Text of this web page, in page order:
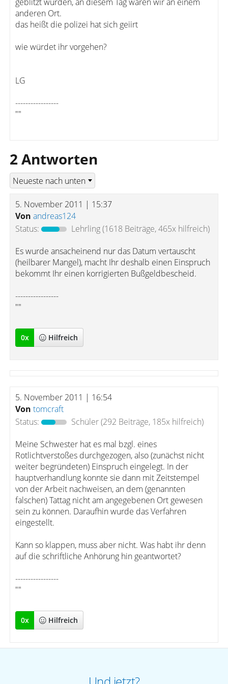
anderen Ort.
das heißt die polizei hat sich geiirt
wie würdet ihr vorgehen?
LG
-----------------
""
2 Antworten
5. November 2011 | 15:37
Von andreas124
Status:
Lehrling(1618 Beiträge, 465x hilfreich)
Es wurde ansacheinend nur das Datum vertauscht
(heilbarer Mangel), macht Ihr deshalb einen Einspruch
bekommt Ihr einen korrigierten Bußgeldbescheid.
-----------------
""
0x Hilfreich
5. November 2011 | 16:54
Von tomcraft
Status:
Schüler(292 Beiträge, 185x hilfreich)
Meine Schwester hat es mal bzgl. eines
Rotlichtverstoßes durchgezogen, also (zunächst nicht
weiter begründeten) Einspruch eingelegt. In der
hauptverhandlung konnte sie dann mit Zeitstempel
von der Arbeit nachweisen, an dem (genannten
falschen) Tattag nicht am angegebenen Ort gewesen
sein zu können. Daraufhin wurde das Verfahren
eingestellt.
Kann so klappen, muss aber nicht. Was habt ihr denn
auf die schriftliche Anhörung hin geantwortet?
-----------------
""
0x Hilfreich